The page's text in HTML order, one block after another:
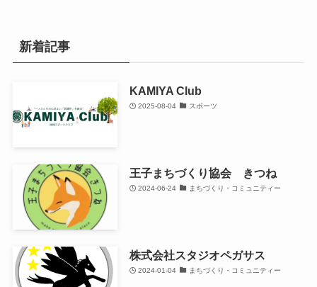
新着記事
KAMIYA Club
2025-08-04 スポーツ
王子まちづくり協会 きつね
2024-06-24 まちづくり・コミュニティー
株式会社スタジオペガサス
2024-01-04 まちづくり・コミュニティー